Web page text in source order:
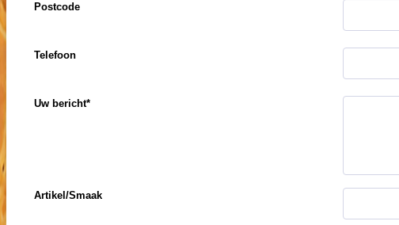
Postcode
Telefoon
Uw bericht*
Artikel/Smaak